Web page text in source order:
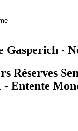
Gasperich -
Réserves
Entente